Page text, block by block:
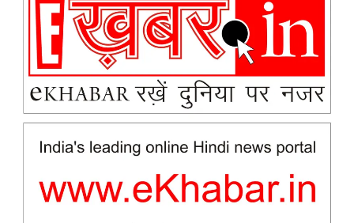
News Week
Magazine PRO